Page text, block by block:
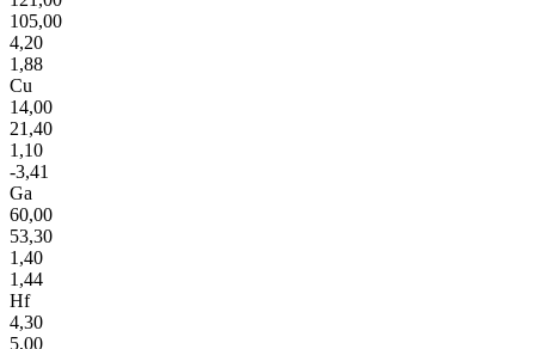
105,00
4,20
1,88
Cu
14,00
21,40
1,10
-3,41
Ga
60,00
53,30
1,40
1,44
Hf
4,30
5,00